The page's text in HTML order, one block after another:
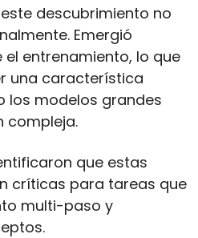
descubrimiento no
Emergió
entrenamiento, lo que
una característica
los modelos grandes
compleja.
que estas
críticas para tareas que
multi-paso y